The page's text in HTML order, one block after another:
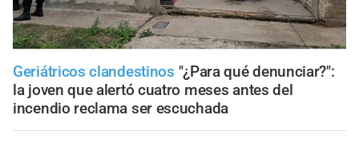
Geriátricos clandestinos "¿Para qué denunciar?":
la joven que alertó cuatro meses antes del
incendio reclama ser escuchada